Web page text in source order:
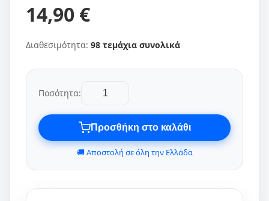
14,90 €
Διαθεσιμότητα: 98 τεμάχια συνολικά
Ποσότητα:
Προσθήκη στο καλάθι
🚚 Αποστολή σε όλη την Ελλάδα